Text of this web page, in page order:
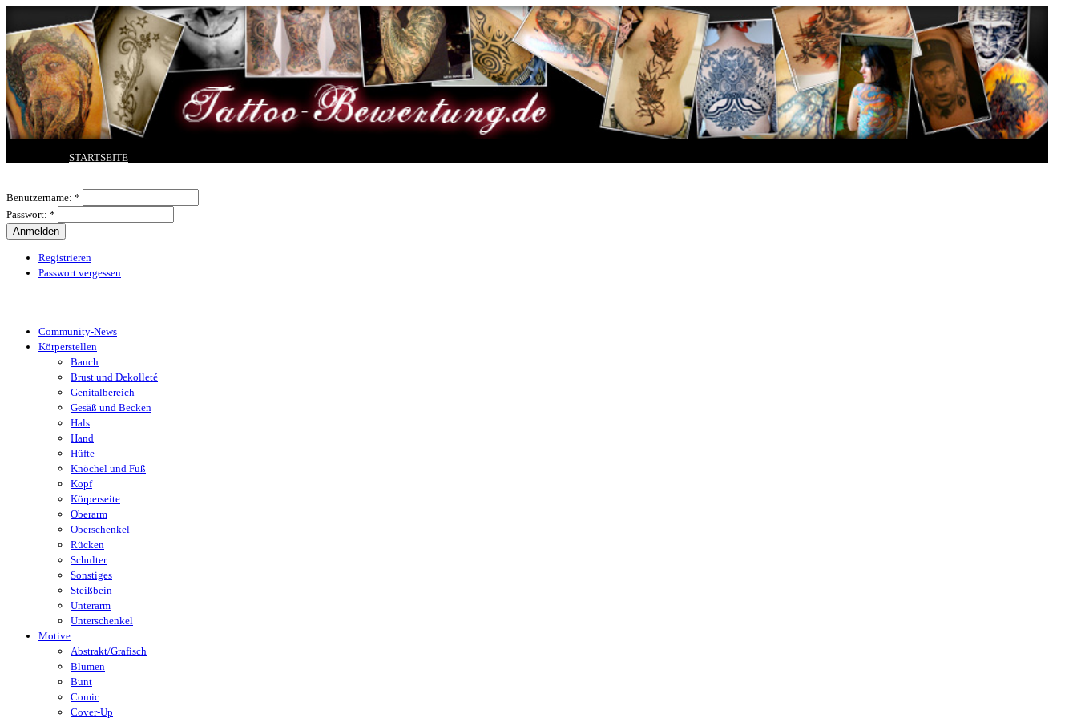
STARTSEITE
BESTE TATTOOS
NEUESTE TATTOOS
Benutzername: *
Passwort: *
Registrieren
Passwort vergessen
Community-News
Körperstellen
Bauch
Brust und Dekolleté
Genitalbereich
Gesäß und Becken
Hals
Hand
Hüfte
Knöchel und Fuß
Kopf
Körperseite
Oberarm
Oberschenkel
Rücken
Schulter
Sonstiges
Steißbein
Unterarm
Unterschenkel
Motive
Abstrakt/Grafisch
Blumen
Bunt
Comic
Cover-Up